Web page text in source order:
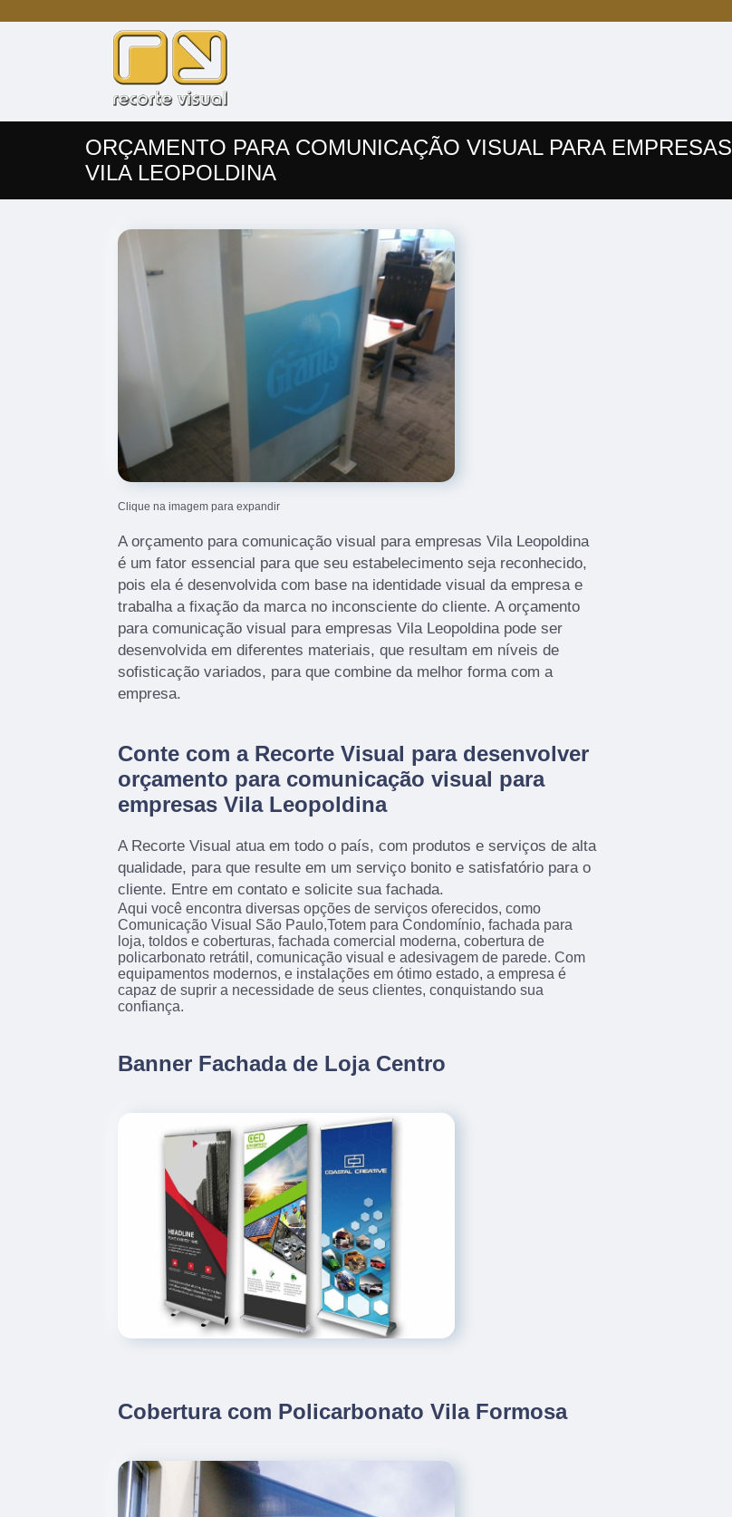
ORÇAMENTO PARA COMUNICAÇÃO VISUAL PARA EMPRESAS
VILA LEOPOLDINA
Clique na imagem para expandir
A orçamento para comunicação visual para empresas Vila Leopoldina
é um fator essencial para que seu estabelecimento seja reconhecido,
pois ela é desenvolvida com base na identidade visual da empresa e
trabalha a fixação da marca no inconsciente do cliente. A orçamento
para comunicação visual para empresas Vila Leopoldina pode ser
desenvolvida em diferentes materiais, que resultam em níveis de
sofisticação variados, para que combine da melhor forma com a
empresa.
Conte com a Recorte Visual para desenvolver
orçamento para comunicação visual para
empresas Vila Leopoldina
A Recorte Visual atua em todo o país, com produtos e serviços de alta
qualidade, para que resulte em um serviço bonito e satisfatório para o
cliente. Entre em contato e solicite sua fachada.
Aqui você encontra diversas opções de serviços oferecidos, como
Comunicação Visual São Paulo,Totem para Condomínio, fachada para
loja, toldos e coberturas, fachada comercial moderna, cobertura de
policarbonato retrátil, comunicação visual e adesivagem de parede. Com
equipamentos modernos, e instalações em ótimo estado, a empresa é
capaz de suprir a necessidade de seus clientes, conquistando sua
confiança.
Banner Fachada de Loja Centro
Cobertura com Policarbonato Vila Formosa